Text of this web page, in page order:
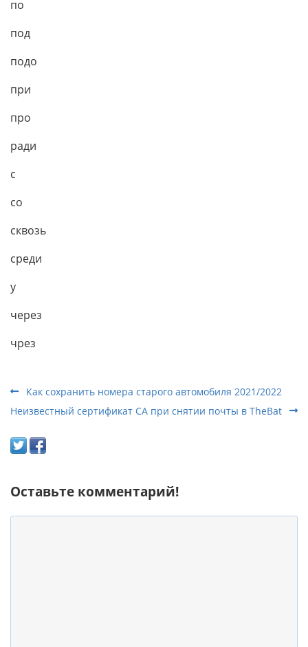
пo
под
подо
при
про
ради
с
со
сквозь
среди
у
через
чрез
Как сохранить номера старого автомобиля 2021/2022
Неизвестный сертификат СА при снятии почты в TheBat
Оставьте комментарий!